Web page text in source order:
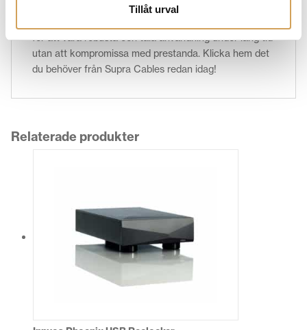
Tillåt urval
fokus på ljudprestanda, är Supra Cables även kända
för att vara robusta och tåla användning under lång tid
utan att kompromissa med prestanda. Klicka hem det
du behöver från Supra Cables redan idag!
Relaterade produkter